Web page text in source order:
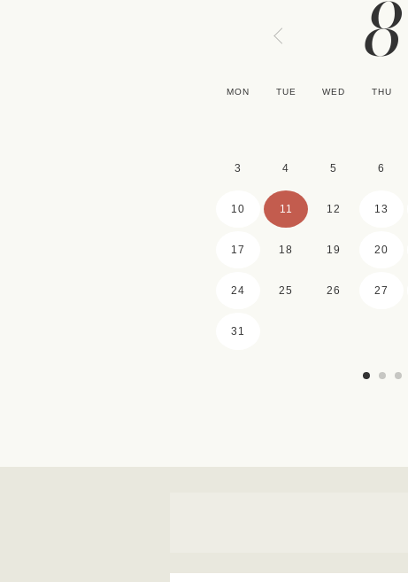
8
MON TUE WED THU
3 4 5 6
10 11 12 13
17 18 19 20
24 25 26 27
31